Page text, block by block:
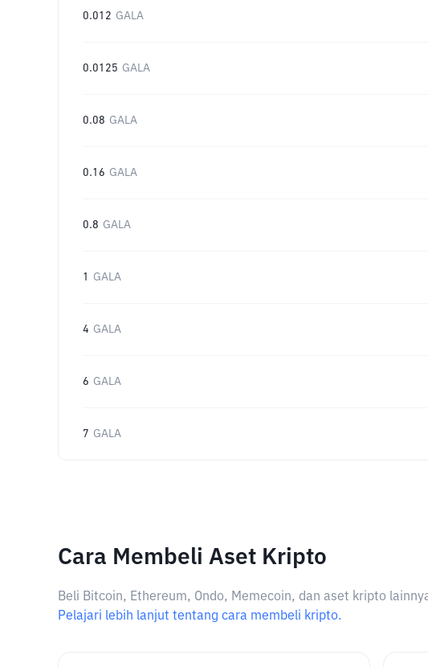
0.012 GALA
0.0125 GALA
0.08 GALA
0.16 GALA
0.8 GALA
1 GALA
4 GALA
6 GALA
7 GALA
Cara Membeli Aset Kripto
Beli Bitcoin, Ethereum, Ondo, Memecoin, dan aset kripto
Pelajari lebih lanjut tentang cara membeli kripto.